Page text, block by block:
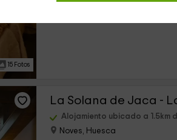
15 Fotos
La Solana de Jaca -
Alojamiento ubicado a 1.5km
Noves, Huesca